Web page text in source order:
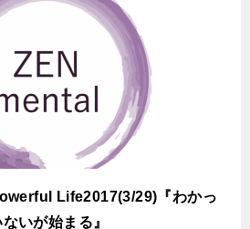
Life2017(3/29)『わかっ
いが始まる』